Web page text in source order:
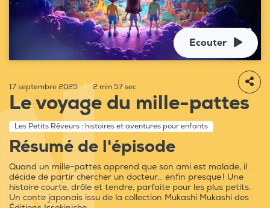
Ecouter
17 septembre 2025 | 2 min 57 sec
Le voyage du mille-pattes
Les Petits Rêveurs : histoires et aventures pour enfants
Résumé de l'épisode
Quand un mille-pattes apprend que son ami est malade, il
décide de partir chercher un docteur… enfin presque ! Une
histoire courte, drôle et tendre, parfaite pour les plus petits.
Un conte japonais issu de la collection Mukashi Mukashi des